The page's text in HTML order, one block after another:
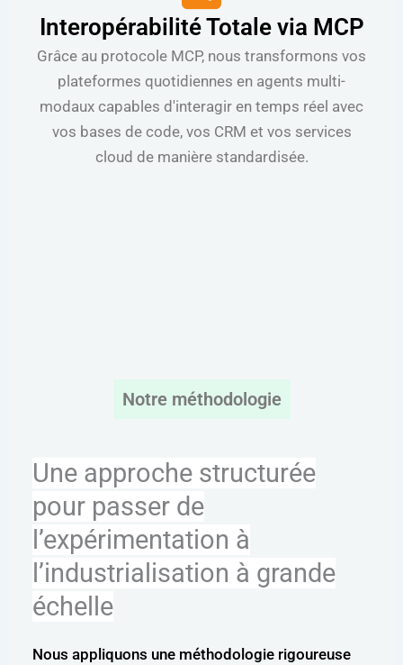
Interopérabilité Totale via MCP
Grâce au protocole MCP, nous transformons vos
plateformes quotidiennes en agents multi-
modaux capables d'interagir en temps réel avec
vos bases de code, vos CRM et vos services
cloud de manière standardisée.
Notre méthodologie
Une approche structurée
pour passer de
l’expérimentation à
l’industrialisation à grande
échelle
Nous appliquons une méthodologie rigoureuse